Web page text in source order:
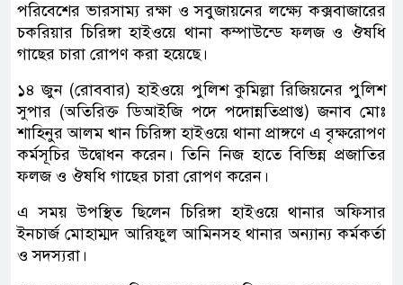
পরিবেশের ভারসাম্য রক্ষা ও সবুজায়নের লক্ষ্যে কক্সবাজারের
চকরিয়ার চিরিঙ্গা হাইওয়ে থানা কম্পাউন্ডে ফলজ ও ঔষধি
গাছের চারা রোপণ করা হয়েছে।
১৪ জুন (রোববার) হাইওয়ে পুলিশ কুমিল্লা রিজিয়নের পুলিশ
সুপার (অতিরিক্ত ডিআইজি পদে পদোন্নতিপ্রাপ্ত) জনাব মোঃ
শাহিনুর আলম খান চিরিঙ্গা হাইওয়ে থানা প্রাঙ্গণে এ বৃক্ষরোপণ
কর্মসূচির উদ্বোধন করেন। তিনি নিজ হাতে বিভিন্ন প্রজাতির
ফলজ ও ঔষধি গাছের চারা রোপণ করেন।
এ সময় উপস্থিত ছিলেন চিরিঙ্গা হাইওয়ে থানার অফিসার
ইনচার্জ মোহাম্মদ আরিফুল আমিনসহ থানার অন্যান্য কর্মকর্তা
ও সদস্যরা।